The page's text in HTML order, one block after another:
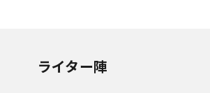
ライター陣